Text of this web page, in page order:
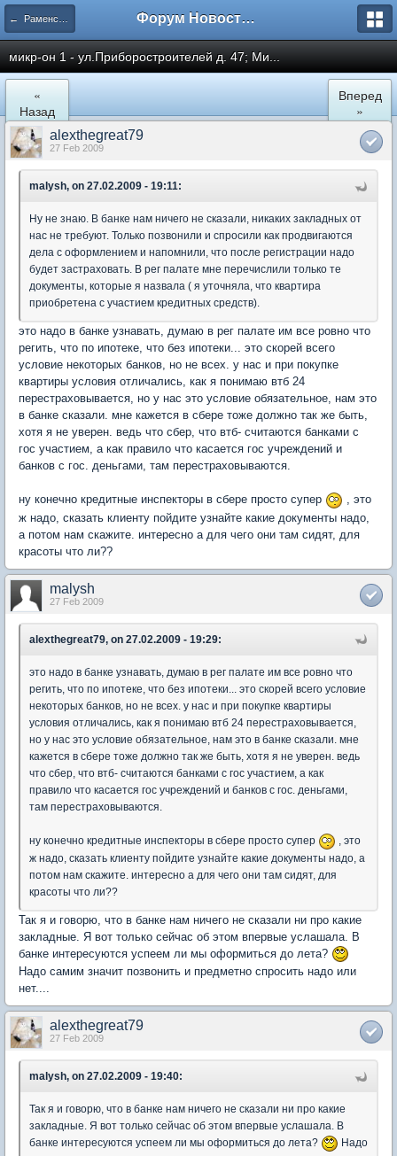
← Раменское Форум Новостройки
микр-он 1 - ул.Приборостроителей д. 47; Ми...
«
Назад
Вперед
»
alexthegreat79
27 Feb 2009
malysh, on 27.02.2009 - 19:11:
Ну не знаю. В банке нам ничего не сказали, никаких закладных от
нас не требуют. Только позвонили и спросили как продвигаются
дела с оформлением и напомнили, что после регистрации надо
будет застраховать. В рег палате мне перечислили только те
документы, которые я назвала ( я уточняла, что квартира
приобретена с участием кредитных средств).
это надо в банке узнавать, думаю в рег палате им все ровно что
регить, что по ипотеке, что без ипотеки... это скорей всего
условие некоторых банков, но не всех. у нас и при покупке
квартиры условия отличались, как я понимаю втб 24
перестраховывается, но у нас это условие обязательное, нам это
в банке сказали. мне кажется в сбере тоже должно так же быть,
хотя я не уверен. ведь что сбер, что втб- считаются банками с
гос участием, а как правило что касается гос учреждений и
банков с гос. деньгами, там перестраховываются.
ну конечно кредитные инспекторы в сбере просто супер
, это
ж надо, сказать клиенту пойдите узнайте какие документы надо,
а потом нам скажите. интересно а для чего они там сидят, для
красоты что ли??
malysh
27 Feb 2009
alexthegreat79, on 27.02.2009 - 19:29:
это надо в банке узнавать, думаю в рег палате им все ровно что
регить, что по ипотеке, что без ипотеки... это скорей всего условие
некоторых банков, но не всех. у нас и при покупке квартиры
условия отличались, как я понимаю втб 24 перестраховывается,
но у нас это условие обязательное, нам это в банке сказали. мне
кажется в сбере тоже должно так же быть, хотя я не уверен. ведь
что сбер, что втб- считаются банками с гос участием, а как
правило что касается гос учреждений и банков с гос. деньгами,
там перестраховываются.
ну конечно кредитные инспекторы в сбере просто супер
, это
ж надо, сказать клиенту пойдите узнайте какие документы надо, а
потом нам скажите. интересно а для чего они там сидят, для
красоты что ли??
Так я и говорю, что в банке нам ничего не сказали ни про какие
закладные. Я вот только сейчас об этом впервые услашала. В
банке интересуются успеем ли мы оформиться до лета?
Надо самим значит позвонить и предметно спросить надо или
нет....
alexthegreat79
27 Feb 2009
malysh, on 27.02.2009 - 19:40:
Так я и говорю, что в банке нам ничего не сказали ни про какие
закладные. Я вот только сейчас об этом впервые услашала. В
банке интересуются успеем ли мы оформиться до лета?
Надо